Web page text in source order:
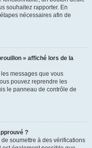
souhaitez rapporter. En
nécessaires afin de
» affiché lors de la
les messages que vous
pouvez reprendre les
le panneau de contrôle de
?
soumettre à des vérifications